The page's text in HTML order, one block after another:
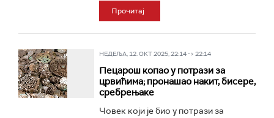
Прочитај
НЕДЕЉА, 12. ОКТ 2025, 22:14 -> 22:14
Пецарош копао у потрази за
црвићима; пронашао накит, бисере,
сребрењаке
Човек који је био у потрази за